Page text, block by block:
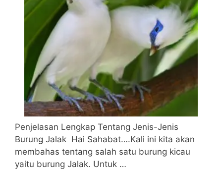
Penjelasan Lengkap Tentang Jenis-Jenis
Burung Jalak Hai Sahabat….Kali ini kita akan
membahas tentang salah satu burung kicau
yaitu burung Jalak. Untuk …